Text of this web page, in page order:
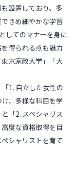
設置しており、多
きめ細やかな学習
してのマナーを身に
得られる点も魅力
京家政大学」「大
1. 自立した女性の
、多様な科目を学
「2. スペシャリス
度な資格取得を目
シャリストを育て